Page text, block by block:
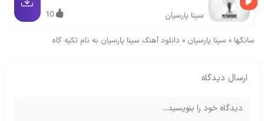
سینا پارسیان 10
سانگها » سینا پارسیان » دانلود آهنگ سینا پارسیان به نام تکیه گاه
ارسال دیدگاه